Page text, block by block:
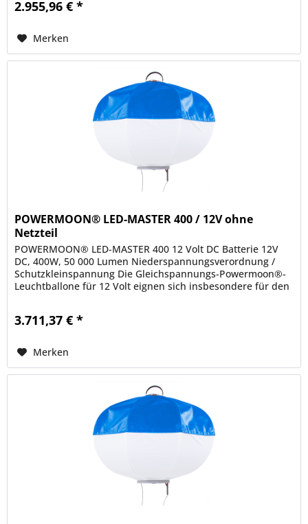
2.955,96 € *
Merken
POWERMOON® LED-MASTER 400 / 12V ohne
Netzteil
POWERMOON® LED-MASTER 400 12 Volt DC Batterie 12V
DC, 400W, 50 000 Lumen Niederspannungsverordnung /
Schutzkleinspannung Die Gleichspannungs-Powermoon®-
Leuchtballone für 12 Volt eignen sich insbesondere für den
3.711,37 € *
Merken